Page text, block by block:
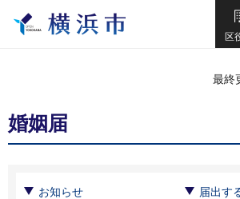
区
最終
婚姻届
お知らせ 届出す